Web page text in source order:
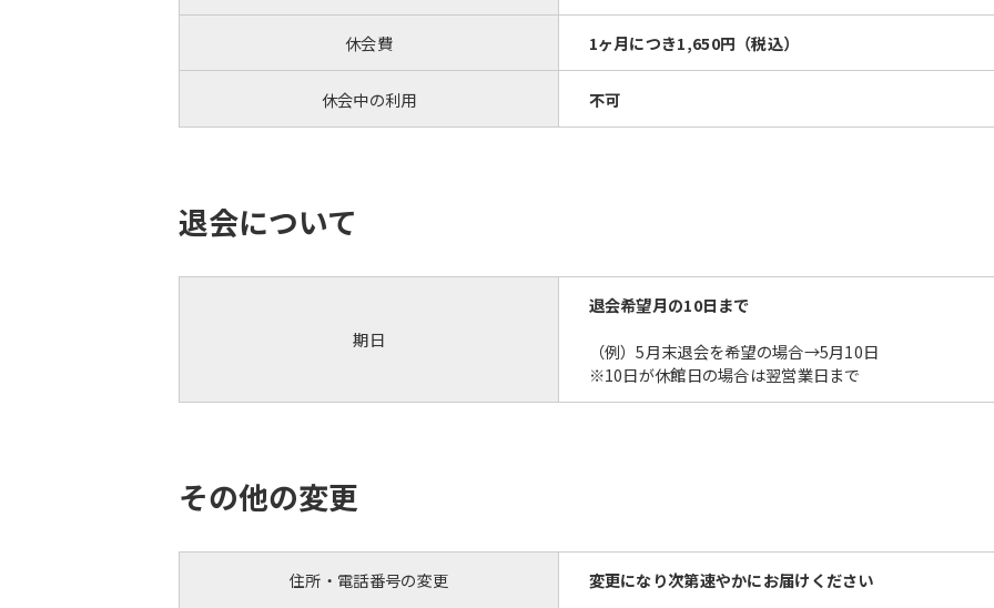
休会費 1ヶ月につき1,650円 （税込）
休会中の利用 不可
退会について
期日
退会希望月の10日まで
（例）5月末退会を希望の場合→5月10日
※10日が休館日の場合は翌営業日まで
その他の変更
住所・電話番号の変更 変更になり次第速やかにお届けください
For foreigners
automatic translation) to return to
the top page.
translation service, the Japanese
version of this website will be
Automatic translation start